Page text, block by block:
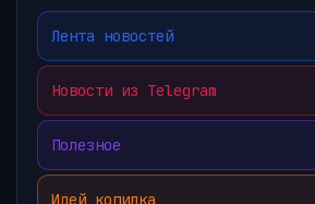
Лента новостей
Новости из Telegram
Полезное
Идей копилка